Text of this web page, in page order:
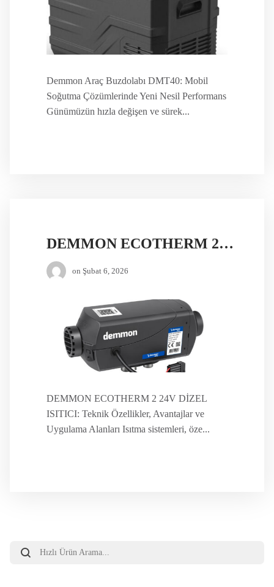
Demmon Araç Buzdolabı DMT40: Mobil
Soğutma Çözümlerinde Yeni Nesil Performans
Günümüzün hızla değişen ve sürek...
DEMMON ECOTHERM 2 24V DİZEL ISITICI
on Şubat 6, 2026
DEMMON ECOTHERM 2 24V DİZEL
ISITICI: Teknik Özellikler, Avantajlar ve
Uygulama Alanları Isıtma sistemleri, öze...
search